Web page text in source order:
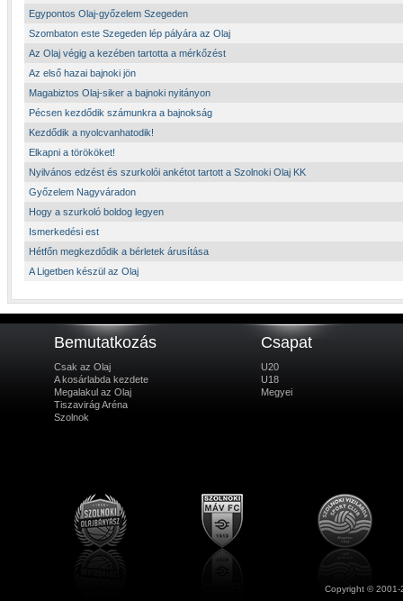
Egypontos Olaj-győzelem Szegeden
Szombaton este Szegeden lép pályára az Olaj
Az Olaj végig a kezében tartotta a mérkőzést
Az első hazai bajnoki jön
Magabiztos Olaj-siker a bajnoki nyitányon
Pécsen kezdődik számunkra a bajnokság
Kezdődik a nyolcvanhatodik!
Elkapni a törököket!
Nyilvános edzést és szurkolói ankétot tartott a Szolnoki Olaj KK
Győzelem Nagyváradon
Hogy a szurkoló boldog legyen
Ismerkedési est
Hétfőn megkezdődik a bérletek árusítása
A Ligetben készül az Olaj
Bemutatkozás
Csak az Olaj
A kosárlabda kezdete
Megalakul az Olaj
Tiszavirág Aréna
Szolnok
Csapat
U20
U18
Megyei
Copyright ©